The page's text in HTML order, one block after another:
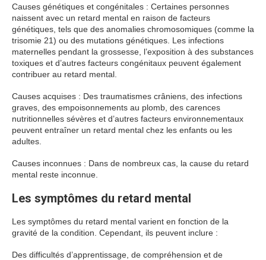
Causes génétiques et congénitales : Certaines personnes
naissent avec un retard mental en raison de facteurs
génétiques, tels que des anomalies chromosomiques (comme la
trisomie 21) ou des mutations génétiques. Les infections
maternelles pendant la grossesse, l’exposition à des substances
toxiques et d’autres facteurs congénitaux peuvent également
contribuer au retard mental.
Causes acquises : Des traumatismes crâniens, des infections
graves, des empoisonnements au plomb, des carences
nutritionnelles sévères et d’autres facteurs environnementaux
peuvent entraîner un retard mental chez les enfants ou les
adultes.
Causes inconnues : Dans de nombreux cas, la cause du retard
mental reste inconnue.
Les symptômes du retard mental
Les symptômes du retard mental varient en fonction de la
gravité de la condition. Cependant, ils peuvent inclure :
Des difficultés d’apprentissage, de compréhension et de